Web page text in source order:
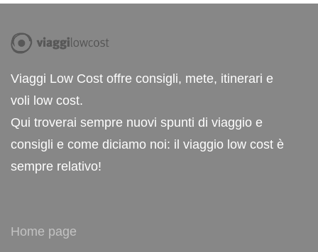
Viaggi Low Cost offre consigli, mete, itinerari e
voli low cost.
Qui troverai sempre nuovi spunti di viaggio e
consigli e come diciamo noi: il viaggio low cost è
sempre relativo!
Home page